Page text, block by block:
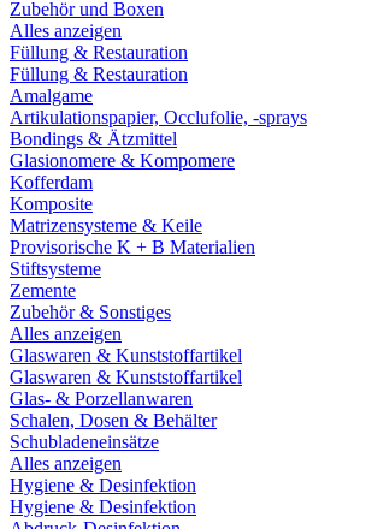
Zubehör und Boxen
Alles anzeigen
Füllung & Restauration
Füllung & Restauration
Amalgame
Artikulationspapier, Occlufolie, -sprays
Bondings & Ätzmittel
Glasionomere & Kompomere
Kofferdam
Komposite
Matrizensysteme & Keile
Provisorische K + B Materialien
Stiftsysteme
Zemente
Zubehör & Sonstiges
Alles anzeigen
Glaswaren & Kunststoffartikel
Glaswaren & Kunststoffartikel
Glas- & Porzellanwaren
Schalen, Dosen & Behälter
Schubladeneinsätze
Alles anzeigen
Hygiene & Desinfektion
Hygiene & Desinfektion